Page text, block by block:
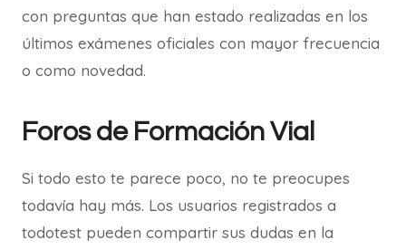
con preguntas que han estado realizadas en los
últimos exámenes oficiales con mayor frecuencia
o como novedad.
Foros de Formación Vial
Si todo esto te parece poco, no te preocupes
todavía hay más. Los usuarios registrados a
todotest pueden compartir sus dudas en la